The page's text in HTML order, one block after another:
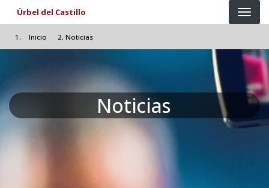
Pasar al contenido principal
Úrbel del Castillo
Inicio Noticias
Noticias